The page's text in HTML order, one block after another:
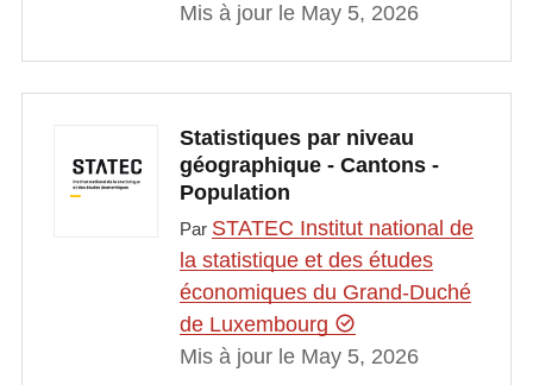
Mis à jour le May 5, 2026
Statistiques par niveau
géographique - Cantons -
Population
Par STATEC Institut national de
la statistique et des études
économiques du Grand-Duché
de Luxembourg
Mis à jour le May 5, 2026